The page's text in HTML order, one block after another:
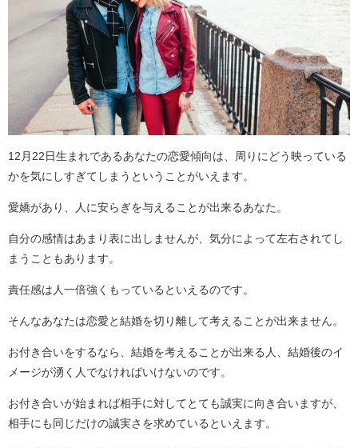
12月22日生まれであるあなたの恋愛傾向は、周りにどう映っている
かを気にしすぎてしまうということがいえます。
愛嬌があり、人に安らぎを与えることが出来るあなた。
自分の感情はあまり表に出しませんが、気分によって左右されてし
まうこともあります。
責任感は人一倍強くもっているといえるのです。
そんなあなたは恋愛と結婚を切り離して考えることが出来ません。
お付き合いをするなら、結婚を考えることが出来る人、結婚後のイ
メージが湧く人でなければいけないのです。
お付き合いが始まれば相手に対してとても誠実に向き合いますが、
相手にも同じだけの誠実さを求めているといえます。